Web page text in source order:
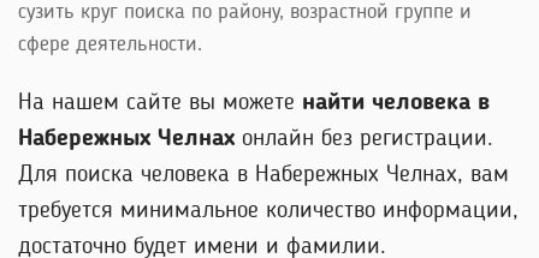
сузить круг поиска по району, возрастной группе и
сфере деятельности.
На нашем сайте вы можете найти человека в
Набережных Челнах онлайн без регистрации.
Для поиска человека в Набережных Челнах, вам
требуется минимальное количество информации,
достаточно будет имени и фамилии.